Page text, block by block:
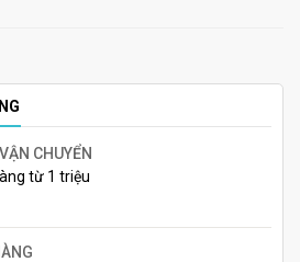
CHUYỂN
từ 1 triệu